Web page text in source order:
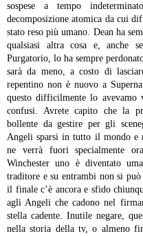
sospese a tempo
decomposizione atomica da cui
stato reso più umano. Dean ha
qualsiasi altra cosa e, anche
Purgatorio, lo ha sempre
sarà da meno, a costo di
repentino non è nuovo a
questo difficilmente lo avevamo
confusi. Avrete capito che la
bollente da gestire per gli
Angeli sparsi in tutto il mondo e
ne verrà fuori specialmente
Winchester uno è diventato
traditore e su entrambi non si
il finale c’è ancora e sfido
agli Angeli che cadono nel
stella cadente. Inutile negare,
nella storia della tv, o almeno